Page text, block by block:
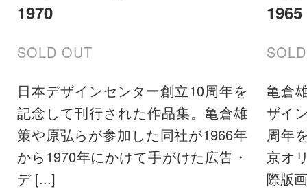
1970
SOLD OUT
日本デザインセンター創立10周年を
記念して刊行された作品集。亀倉雄
策や原弘らが参加した同社が1966年
から1970年にかけて手がけた広告・
デ [...]
1965
亀倉
ザイ
周年
京オ
際版